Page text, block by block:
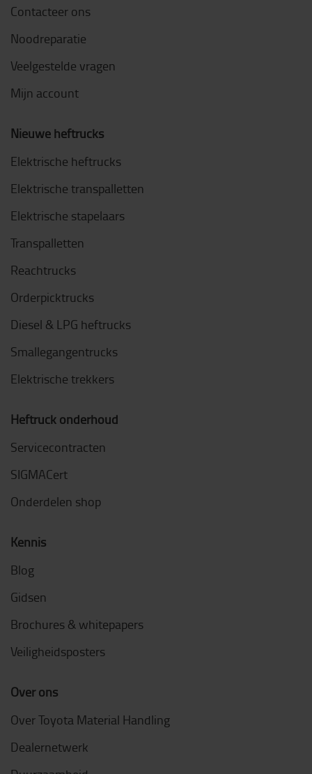
Contacteer ons
Noodreparatie
Veelgestelde vragen
Mijn account
Nieuwe heftrucks
Elektrische heftrucks
Elektrische transpalletten
Elektrische stapelaars
Transpalletten
Reachtrucks
Orderpicktrucks
Diesel & LPG heftrucks
Smallegangentrucks
Elektrische trekkers
Heftruck onderhoud
Servicecontracten
SIGMACert
Onderdelen shop
Kennis
Blog
Gidsen
Brochures & whitepapers
Veiligheidsposters
Over ons
Over Toyota Material Handling
Dealernetwerk